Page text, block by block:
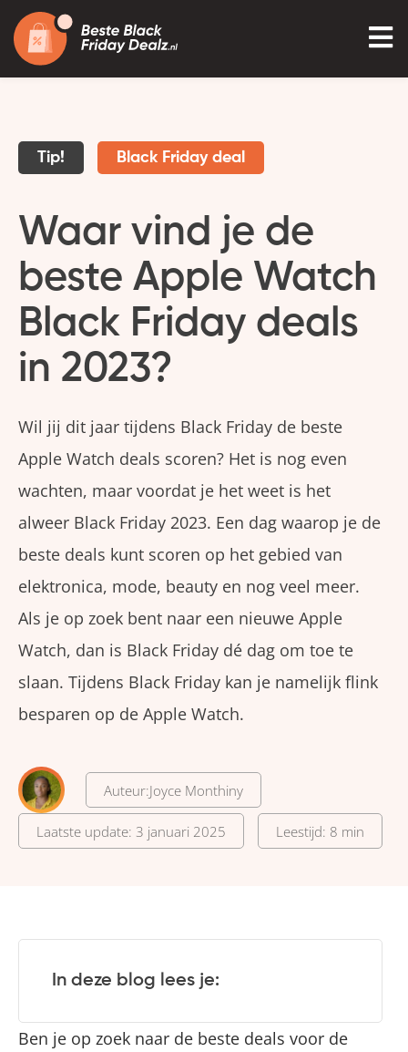
Tip! Black Friday deal
Waar vind je de
beste Apple Watch
Black Friday deals
in 2023?
Wil jij dit jaar tijdens Black Friday de beste
Apple Watch deals scoren? Het is nog even
wachten, maar voordat je het weet is het
alweer Black Friday 2023. Een dag waarop je de
beste deals kunt scoren op het gebied van
elektronica, mode, beauty en nog veel meer.
Als je op zoek bent naar een nieuwe Apple
Watch, dan is Black Friday dé dag om toe te
slaan. Tijdens Black Friday kan je namelijk flink
besparen op de Apple Watch.
Auteur:Joyce Monthiny
Laatste update: 3 januari 2025 Leestijd: 8 min
Ben je op zoek naar de beste deals voor de
In deze blog lees je: